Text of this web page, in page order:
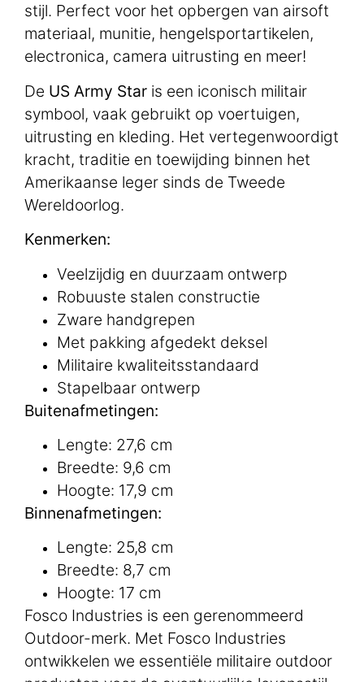
stijl. Perfect voor het opbergen van airsoft
materiaal, munitie, hengelsportartikelen,
electronica, camera uitrusting en meer!
De US Army Star is een iconisch militair
symbool, vaak gebruikt op voertuigen,
uitrusting en kleding. Het vertegenwoordigt
kracht, traditie en toewijding binnen het
Amerikaanse leger sinds de Tweede
Wereldoorlog.
Kenmerken:
Veelzijdig en duurzaam ontwerp
Robuuste stalen constructie
Zware handgrepen
Met pakking afgedekt deksel
Militaire kwaliteitsstandaard
Stapelbaar ontwerp
Buitenafmetingen:
Lengte: 27,6 cm
Breedte: 9,6 cm
Hoogte: 17,9 cm
Binnenafmetingen:
Lengte: 25,8 cm
Breedte: 8,7 cm
Hoogte: 17 cm
Fosco Industries is een gerenommeerd
Outdoor-merk. Met Fosco Industries
ontwikkelen we essentiële militaire outdoor